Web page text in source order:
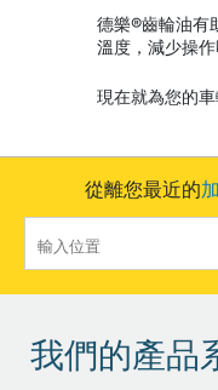
德樂®齒輪油有
溫度，減少操
現在就為您的車
從離您最近的
我們的產品